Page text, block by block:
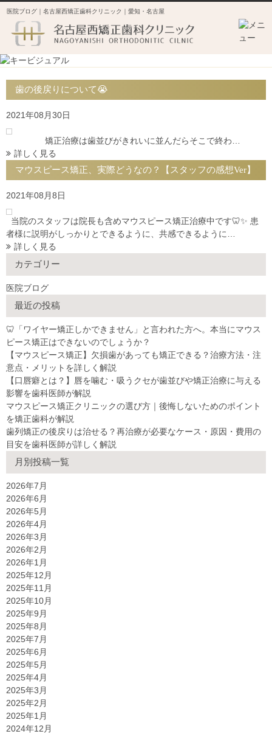
医院ブログ｜名古屋西矯正歯科クリニック｜愛知・名古屋
歯の後戻りについて😭
2021年08月30日
矯正治療は歯並びがきれいに並んだらそこで終わ…
詳しく見る
マウスピース矯正、実際どうなの？【スタッフの感想Ver】
2021年08月8日
当院のスタッフは院長も含めマウスピース矯正治療中です🦷✨ 患
者様に説明がしっかりとできるように、共感できるように…
詳しく見る
カテゴリー
医院ブログ
最近の投稿
🦷「ワイヤー矯正しかできません」と言われた方へ。本当にマウス
ピース矯正はできないのでしょうか？
【マウスピース矯正】欠損歯があっても矯正できる？治療方法・注
意点・メリットを詳しく解説
【口唇癖とは？】唇を噛む・吸うクセが歯並びや矯正治療に与える
影響を歯科医師が解説
マウスピース矯正クリニックの選び方｜後悔しないためのポイント
を矯正歯科が解説
歯列矯正の後戻りは治せる？再治療が必要なケース・原因・費用の
目安を歯科医師が詳しく解説
月別投稿一覧
2026年7月
2026年6月
2026年5月
2026年4月
2026年3月
2026年2月
2026年1月
2025年12月
2025年11月
2025年10月
2025年9月
2025年8月
2025年7月
2025年6月
2025年5月
2025年4月
2025年3月
2025年2月
2025年1月
2024年12月